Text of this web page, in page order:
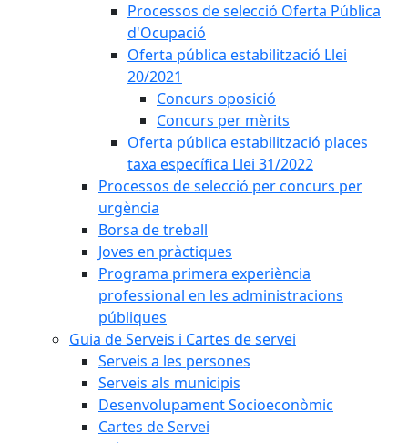
Processos de selecció Oferta Pública
d'Ocupació
Oferta pública estabilització Llei
20/2021
Concurs oposició
Concurs per mèrits
Oferta pública estabilització places
taxa específica Llei 31/2022
Processos de selecció per concurs per
urgència
Borsa de treball
Joves en pràctiques
Programa primera experiència
professional en les administracions
públiques
Guia de Serveis i Cartes de servei
Serveis a les persones
Serveis als municipis
Desenvolupament Socioeconòmic
Cartes de Servei